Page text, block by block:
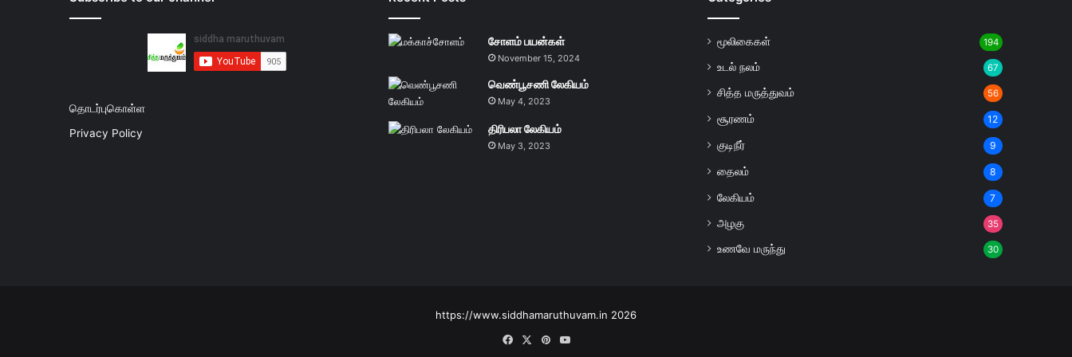
தொடர்புகொள்ள
Privacy Policy
சோளம் பயன்கள்
November 15, 2024
வெண்பூசணி லேகியம்
May 4, 2023
திரிபலா லேகியம்
May 3, 2023
மூலிகைகள் 194
உடல் நலம் 67
சித்த மருத்துவம் 56
சூரணம் 12
குடிநீர் 9
தைலம் 8
லேகியம் 7
அழகு 35
உணவே மருந்து 30
https://www.siddhamaruthuvam.in 2026
FacebookPinterestYouTube